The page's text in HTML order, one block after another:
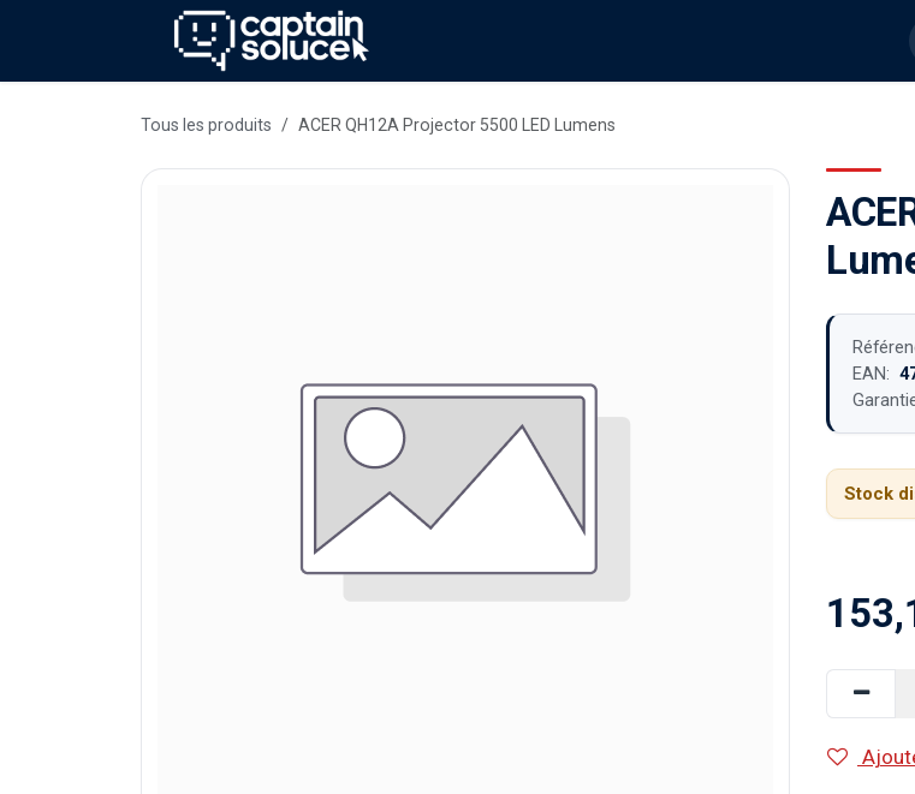
Se rendre au contenu
Tous les produits ACER QH12A Projector 5500 LED Lumens
EAN:
Stock